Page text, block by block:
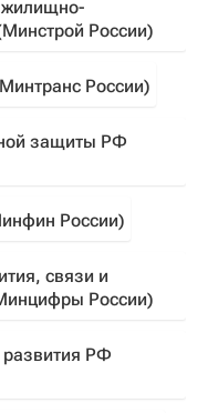
жилищно-
России)
России)
защиты РФ
России)
связи и
России)
развития РФ